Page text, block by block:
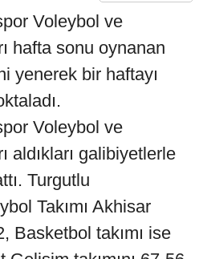
Voleybol ve
hafta sonu oynanan
yenerek bir haftayı
Voleybol ve
aldıkları galibiyetlerle
Turgutlu
Takımı Akhisar
Basketbol takımı ise